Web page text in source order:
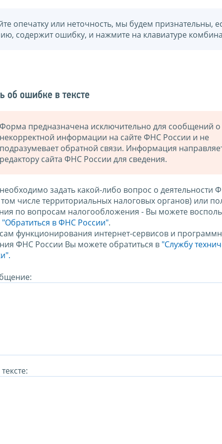
опечатку или неточность, мы будем признательны,
содержит ошибку, и нажмите на клавиатуре
об ошибке в тексте
Форма предназначена исключительно для сообщений о
некорректной информации на сайте ФНС России и не
подразумевает обратной связи. Информация
редактору сайта ФНС России для сведения.
задать какой-либо вопрос о деятельности
числе территориальных налоговых органов) или
по вопросам налогообложения - Вы можете
"Обратиться в ФНС России".
функционирования интернет-сервисов и
ФНС России Вы можете обратиться в "Службу